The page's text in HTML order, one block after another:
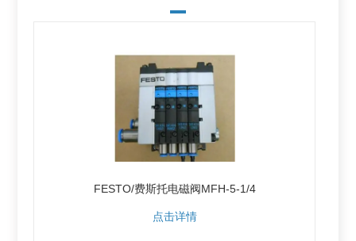
FESTO/费斯托电磁阀MFH-5-1/4
点击详情